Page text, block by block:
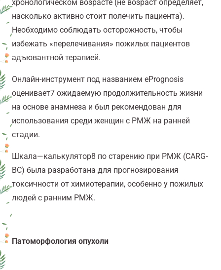
хронологическом возрасте (не возраст определяет,
насколько активно стоит полечить пациента).
Необходимо соблюдать осторожность, чтобы
избежать «перелечивания» пожилых пациентов
адъювантной терапией.
Онлайн-инструмент под названием ePrognosis
оценивает7 ожидаемую продолжительность жизни
на основе анамнеза и был рекомендован для
использования среди женщин с РМЖ на ранней
стадии.
Шкала—калькулятор8 по старению при РМЖ (CARG-
BC) была разработана для прогнозирования
токсичности от химиотерапии, особенно у пожилых
людей с ранним РМЖ.
Патоморфология опухоли